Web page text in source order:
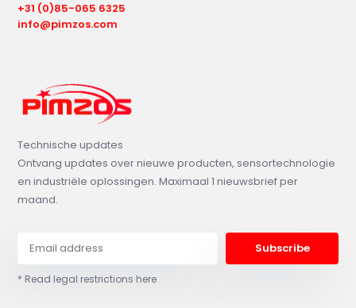
+31 (0)85-065 6325
info@pimzos.com
Technische updates
Ontvang updates over nieuwe producten, sensortechnologie
en industriële oplossingen. Maximaal 1 nieuwsbrief per
maand.
Subscribe
* Read legal restrictions here